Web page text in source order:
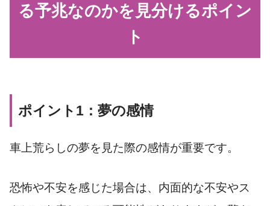
る予兆なのかを見分けるポイン
ト
ポイント1：夢の感情
車上荒らしの夢を見た際の感情が重要です。
恐怖や不安を感じた場合は、内面的な不安やス